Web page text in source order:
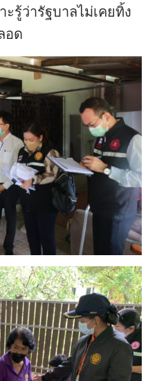
รู้ว่ารัฐบาลไม่เคยทิ้ง
อด